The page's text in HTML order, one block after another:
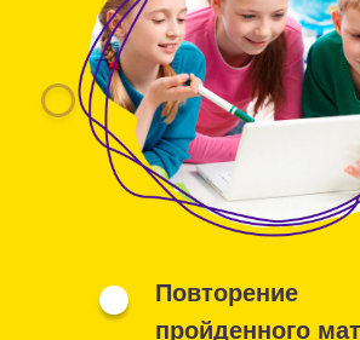
Повторение
пройденного